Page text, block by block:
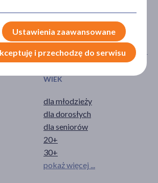
WIEK
dla młodzieży
dla dorosłych
dla seniorów
20+
30+
pokaż więcej ...
Ustawienia zaawansowane
i przechodzę do serwisu